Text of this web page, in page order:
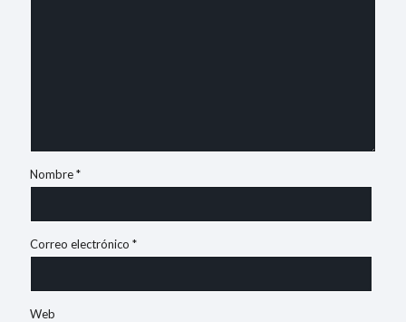
Nombre*
Correo electrónico *
Web